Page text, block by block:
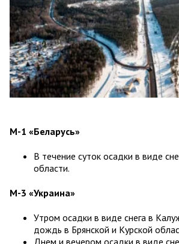
М-1 «Беларусь»
В течение суток осадки в виде
области.
М-3 «Украина»
Утром осадки в виде снега в
дождь в Брянской и Курской